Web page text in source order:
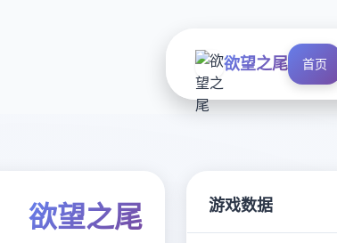
欲望之尾 首页
欲望之尾 游戏数据